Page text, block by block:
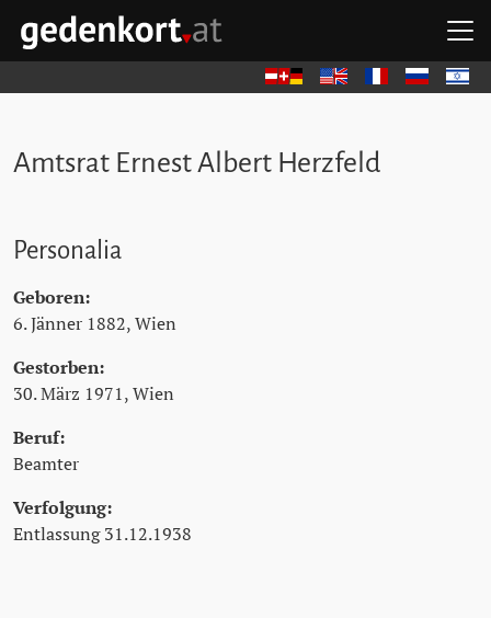
Zum Hauptinhalt springen
Zum Hauptmenü springen
Zu den Quicklinks springen
GEDENKORT - STARTSEITE
DeutschEnglish FrançaisРусский
עברית
Amtsrat Ernest Albert Herzfeld
Personalia
Geboren:
6. Jänner 1882, Wien
Gestorben:
30. März 1971, Wien
Beruf:
Beamter
Verfolgung:
Entlassung 31.12.1938